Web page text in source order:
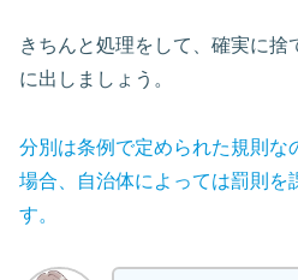
きちんと処理をして、確実に捨
に出しましょう。
分別は条例で定められた規則な
場合、自治体によっては罰則を
す。